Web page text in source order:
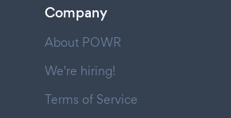
Company
About POWR
We're hiring!
Terms of Service